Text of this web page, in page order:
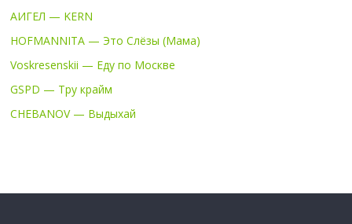
АИГЕЛ — KERN
HOFMANNITA — Это Слёзы (Мама)
Voskresenskii — Еду по Москве
GSPD — Тру крайм
CHEBANOV — Выдыхай